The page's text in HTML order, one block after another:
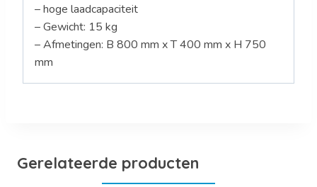
– hoge laadcapaciteit
– Gewicht: 15 kg
– Afmetingen: B 800 mm x T 400 mm x H 750
mm
Gerelateerde producten